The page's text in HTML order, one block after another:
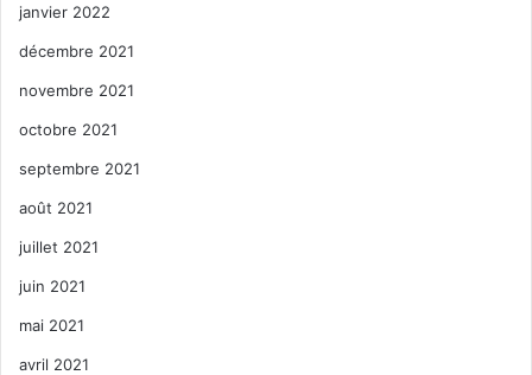
janvier 2022
décembre 2021
novembre 2021
octobre 2021
septembre 2021
août 2021
juillet 2021
juin 2021
mai 2021
avril 2021